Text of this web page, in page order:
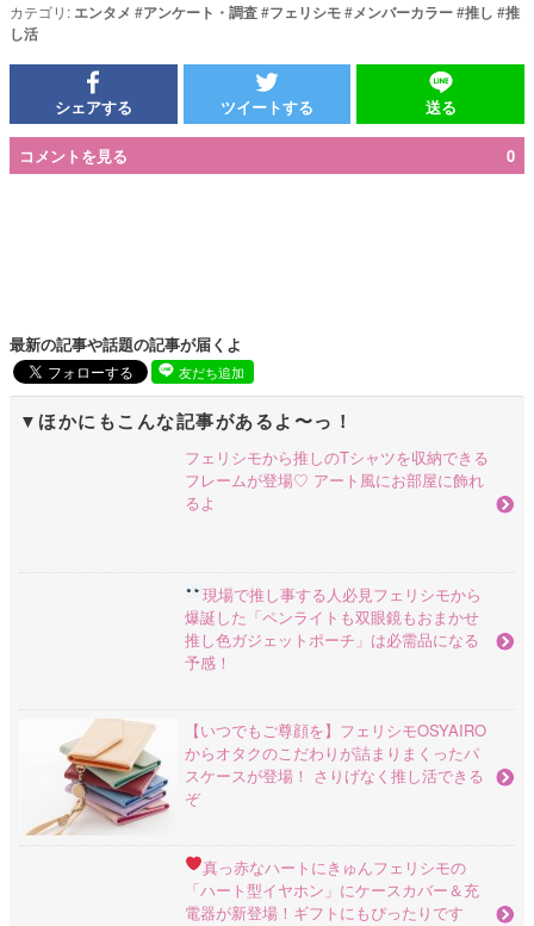
カテゴリ: エンタメ #アンケート・調査#フェリシモ#メンバーカラー#推し #推
し活
シェアする ツイートする 送る
コメントを見る 0
最新の記事や話題の記事が届くよ
友だち追加
ほかにもこんな記事があるよ〜っ！
フェリシモから推しのTシャツを収納できる
フレームが登場♡ アート風にお部屋に飾れ
るよ
現場で推し事する人必見フェリシモから
爆誕した「ペンライトも双眼鏡もおまかせ
推し色ガジェットポーチ」は必需品になる
予感！
【いつでもご尊顔を】フェリシモOSYAIRO
からオタクのこだわりが詰まりまくったパ
スケースが登場！ さりげなく推し活できる
ぞ
真っ赤なハートにきゅんフェリシモの
「ハート型イヤホン」にケースカバー＆充
電器が新登場！ギフトにもぴったりです